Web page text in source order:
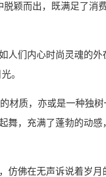
颖而出，既满足了消
们内心时尚灵魂的外
。
材质，亦或是一种独
，充满了蓬勃的动
佛在无声诉说着岁月